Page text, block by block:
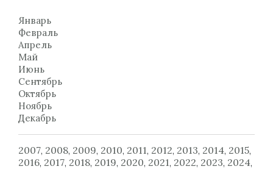
Январь
Февраль
Апрель
Май
Июнь
Сентябрь
Октябрь
Ноябрь
Декабрь
2007, 2008, 2009, 2010, 2011, 2012, 2013, 2014, 2015,
2016, 2017, 2018, 2019, 2020, 2021, 2022, 2023, 2024,